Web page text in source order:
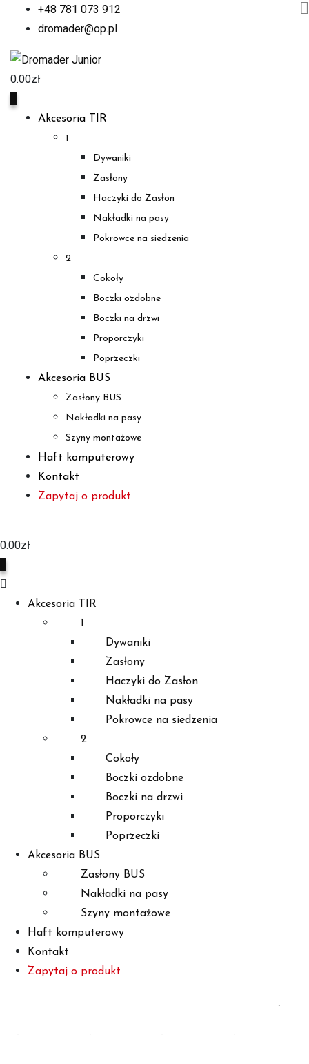
+48 781 073 912
dromader@op.pl
0.00zł
Akcesoria TIR
1
Dywaniki
Zasłony
Haczyki do Zasłon
Nakładki na pasy
Pokrowce na siedzenia
2
Cokoły
Boczki ozdobne
Boczki na drzwi
Proporczyki
Poprzeczki
Akcesoria BUS
Zasłony BUS
Nakładki na pasy
Szyny montażowe
Haft komputerowy
Kontakt
Zapytaj o produkt
0.00zł
Akcesoria TIR
1
Dywaniki
Zasłony
Haczyki do Zasłon
Nakładki na pasy
Pokrowce na siedzenia
2
Cokoły
Boczki ozdobne
Boczki na drzwi
Proporczyki
Poprzeczki
Akcesoria BUS
Zasłony BUS
Nakładki na pasy
Szyny montażowe
Haft komputerowy
Kontakt
Zapytaj o produkt